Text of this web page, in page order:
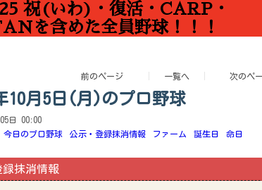
祝(いわ)・復活・CARP・
を含めた全員野球！！！
前のページ 一覧へ 次のペ
10月5日(月)のプロ野球
日 00:00
今日のプロ野球 公示・登録抹消情報 ファーム 誕生日 命日
録抹消情報